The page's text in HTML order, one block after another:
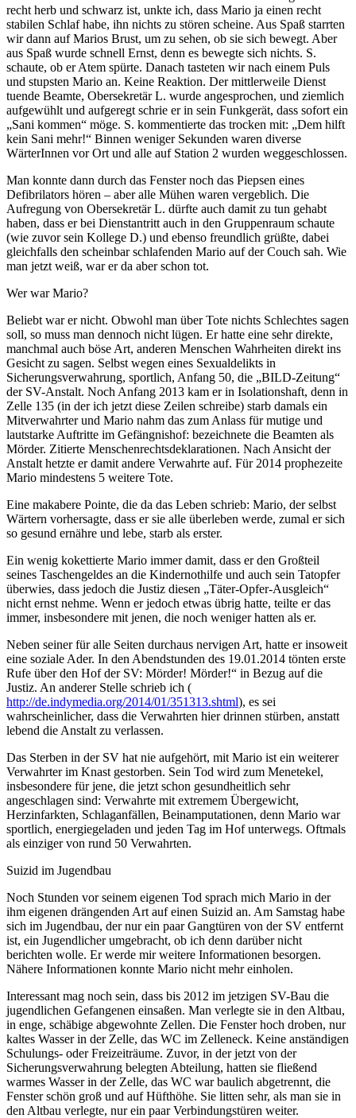
recht herb und schwarz ist, unkte ich, dass Mario ja einen recht
stabilen Schlaf habe, ihn nichts zu stören scheine. Aus Spaß starrten
wir dann auf Marios Brust, um zu sehen, ob sie sich bewegt. Aber
aus Spaß wurde schnell Ernst, denn es bewegte sich nichts. S.
schaute, ob er Atem spürte. Danach tasteten wir nach einem Puls
und stupsten Mario an. Keine Reaktion. Der mittlerweile Dienst
tuende Beamte, Obersekretär L. wurde angesprochen, und ziemlich
aufgewühlt und aufgeregt schrie er in sein Funkgerät, dass sofort ein
„Sani kommen“ möge. S. kommentierte das trocken mit: „Dem hilft
kein Sani mehr!“ Binnen weniger Sekunden waren diverse
WärterInnen vor Ort und alle auf Station 2 wurden weggeschlossen.
Man konnte dann durch das Fenster noch das Piepsen eines
Defibrilators hören – aber alle Mühen waren vergeblich. Die
Aufregung von Obersekretär L. dürfte auch damit zu tun gehabt
haben, dass er bei Dienstantritt auch in den Gruppenraum schaute
(wie zuvor sein Kollege D.) und ebenso freundlich grüßte, dabei
gleichfalls den scheinbar schlafenden Mario auf der Couch sah. Wie
man jetzt weiß, war er da aber schon tot.
Wer war Mario?
Beliebt war er nicht. Obwohl man über Tote nichts Schlechtes sagen
soll, so muss man dennoch nicht lügen. Er hatte eine sehr direkte,
manchmal auch böse Art, anderen Menschen Wahrheiten direkt ins
Gesicht zu sagen. Selbst wegen eines Sexualdelikts in
Sicherungsverwahrung, sportlich, Anfang 50, die „BILD-Zeitung“
der SV-Anstalt. Noch Anfang 2013 kam er in Isolationshaft, denn in
Zelle 135 (in der ich jetzt diese Zeilen schreibe) starb damals ein
Mitverwahrter und Mario nahm das zum Anlass für mutige und
lautstarke Auftritte im Gefängnishof: bezeichnete die Beamten als
Mörder. Zitierte Menschenrechtsdeklarationen. Nach Ansicht der
Anstalt hetzte er damit andere Verwahrte auf. Für 2014 prophezeite
Mario mindestens 5 weitere Tote.
Eine makabere Pointe, die da das Leben schrieb: Mario, der selbst
Wärtern vorhersagte, dass er sie alle überleben werde, zumal er sich
so gesund ernähre und lebe, starb als erster.
Ein wenig kokettierte Mario immer damit, dass er den Großteil
seines Taschengeldes an die Kindernothilfe und auch sein Tatopfer
überwies, dass jedoch die Justiz diesen „Täter-Opfer-Ausgleich“
nicht ernst nehme. Wenn er jedoch etwas übrig hatte, teilte er das
immer, insbesondere mit jenen, die noch weniger hatten als er.
Neben seiner für alle Seiten durchaus nervigen Art, hatte er insoweit
eine soziale Ader. In den Abendstunden des 19.01.2014 tönten erste
Rufe über den Hof der SV: Mörder! Mörder!“ in Bezug auf die
Justiz. An anderer Stelle schrieb ich (
http://de.indymedia.org/2014/01/351313.shtml), es sei
wahrscheinlicher, dass die Verwahrten hier drinnen stürben, anstatt
lebend die Anstalt zu verlassen.
Das Sterben in der SV hat nie aufgehört, mit Mario ist ein weiterer
Verwahrter im Knast gestorben. Sein Tod wird zum Menetekel,
insbesondere für jene, die jetzt schon gesundheitlich sehr
angeschlagen sind: Verwahrte mit extremem Übergewicht,
Herzinfarkten, Schlaganfällen, Beinamputationen, denn Mario war
sportlich, energiegeladen und jeden Tag im Hof unterwegs. Oftmals
als einziger von rund 50 Verwahrten.
Suizid im Jugendbau
Noch Stunden vor seinem eigenen Tod sprach mich Mario in der
ihm eigenen drängenden Art auf einen Suizid an. Am Samstag habe
sich im Jugendbau, der nur ein paar Gangtüren von der SV entfernt
ist, ein Jugendlicher umgebracht, ob ich denn darüber nicht
berichten wolle. Er werde mir weitere Informationen besorgen.
Nähere Informationen konnte Mario nicht mehr einholen.
Interessant mag noch sein, dass bis 2012 im jetzigen SV-Bau die
jugendlichen Gefangenen einsaßen. Man verlegte sie in den Altbau,
in enge, schäbige abgewohnte Zellen. Die Fenster hoch droben, nur
kaltes Wasser in der Zelle, das WC im Zelleneck. Keine anständigen
Schulungs- oder Freizeiträume. Zuvor, in der jetzt von der
Sicherungsverwahrung belegten Abteilung, hatten sie fließend
warmes Wasser in der Zelle, das WC war baulich abgetrennt, die
Fenster schön groß und auf Hüfthöhe. Sie litten sehr, als man sie in
den Altbau verlegte, nur ein paar Verbindungstüren weiter.